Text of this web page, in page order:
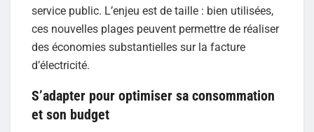
service public. L’enjeu est de taille : bien utilisées,
ces nouvelles plages peuvent permettre de réaliser
des économies substantielles sur la facture
d’électricité.
S’adapter pour optimiser sa consommation
et son budget